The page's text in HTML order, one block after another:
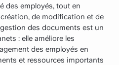
des employés, tout en
de modification et de
des documents est un
: elle améliore les
des employés en
et ressources importants